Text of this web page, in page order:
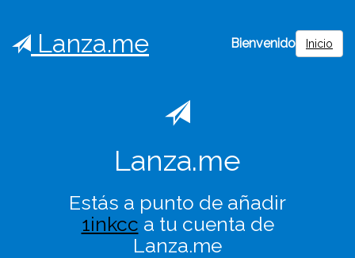
Lanza.me Bienvenido Inicio
Lanza.me
Estás a punto de añadir
1inkcc a tu cuenta de
Lanza.me